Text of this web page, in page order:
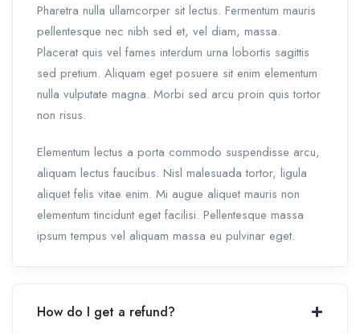
Pharetra nulla ullamcorper sit lectus. Fermentum mauris
pellentesque nec nibh sed et, vel diam, massa.
Placerat quis vel fames interdum urna lobortis sagittis
sed pretium. Aliquam eget posuere sit enim elementum
nulla vulputate magna. Morbi sed arcu proin quis tortor
non risus.
Elementum lectus a porta commodo suspendisse arcu,
aliquam lectus faucibus. Nisl malesuada tortor, ligula
aliquet felis vitae enim. Mi augue aliquet mauris non
elementum tincidunt eget facilisi. Pellentesque massa
ipsum tempus vel aliquam massa eu pulvinar eget.
How do I get a refund?